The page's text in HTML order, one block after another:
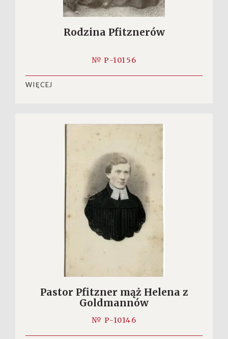
Rodzina Pfitznerów
№ P-10156
WIĘCEJ
Pastor Pfitzner mąż Helena z
Goldmannów
№ P-10146